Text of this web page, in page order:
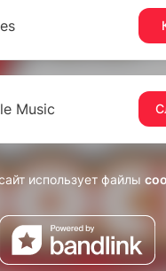
Music
использует файлы